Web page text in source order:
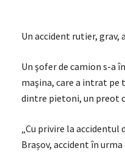
Un accident rutier, grav,
Un şofer de camion s-a
maşina, care a intrat pe
dintre pietoni, un preot
„Cu privire la accidentul
Brașov, accident în